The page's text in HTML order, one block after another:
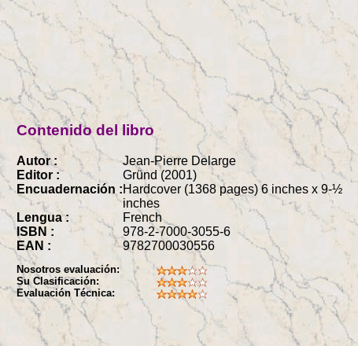
Contenido del libro
Autor :
Jean-Pierre Delarge
Editor :
Gründ (2001)
Encuadernación :Hardcover (1368 pages) 6 inches x 9-½
inches
Lengua :
French
ISBN :
978-2-7000-3055-6
EAN :
9782700030556
Nosotros evaluación:
Su Clasificación:
Evaluación Técnica: